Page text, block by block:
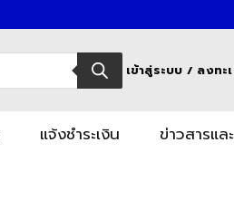
เข้าสู่ระบบ / ลงทะ
แจ้งชำระเงิน ข่าวสารแ